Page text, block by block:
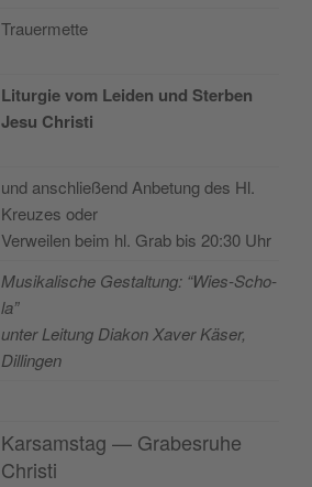
Trauer­met­te
Litur­gie vom Lei­den und Ster­ben
Jesu Christi
und ans­chließend Anbe­tung des Hl.
Kreu­zes oder
Ver­wei­len beim hl. Grab bis 20:30 Uhr
Musi­ka­lis­che Ges­tal­tung: “Wies-Scho­
la”
unter Lei­tung Dia­kon Xaver Käser,
Dillingen
Karsamstag — Grabesruhe
Christi